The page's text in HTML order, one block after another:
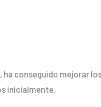
conseguido mejorar
inicialmente.